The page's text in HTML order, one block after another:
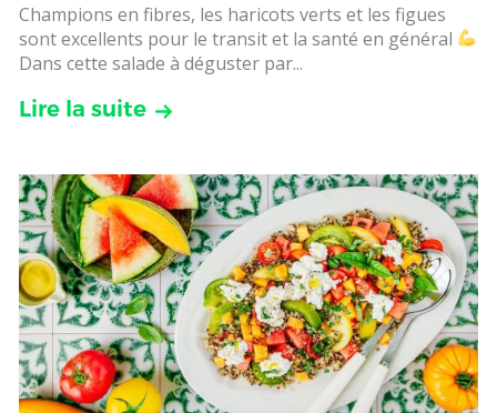
Champions en fibres, les haricots verts et les figues
sont excellents pour le transit et la santé en général
Dans cette salade à déguster par...
Lire la suite